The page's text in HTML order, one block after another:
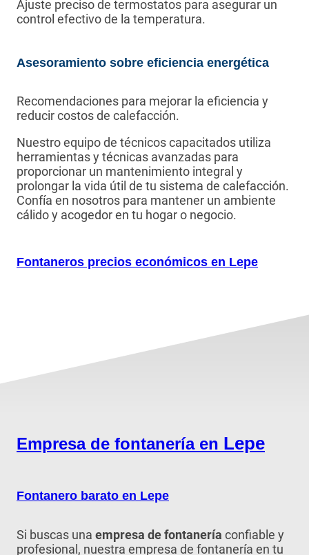
Ajuste preciso de termostatos para asegurar un
control efectivo de la temperatura.
Asesoramiento sobre eficiencia energética
Recomendaciones para mejorar la eficiencia y
reducir costos de calefacción.
Nuestro equipo de técnicos capacitados utiliza
herramientas y técnicas avanzadas para
proporcionar un mantenimiento integral y
prolongar la vida útil de tu sistema de calefacción.
Confía en nosotros para mantener un ambiente
cálido y acogedor en tu hogar o negocio.
Fontaneros precios económicos en Lepe
Empresa de fontanería en Lepe
Fontanero barato en Lepe
Si buscas una empresa de fontanería confiable y
profesional, nuestra empresa de fontanería en tu